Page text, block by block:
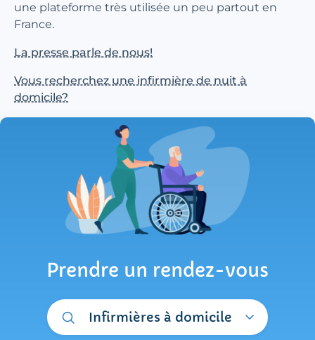
une plateforme très utilisée un peu partout en
France.
La presse parle de nous!
Vous recherchez une infirmière de nuit à
domicile?
Prendre un rendez-vous
Infirmières à domicile